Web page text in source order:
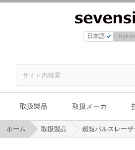
日本語 English
取扱製品 取扱メーカ
ホーム 取扱製品 超短パルスレー